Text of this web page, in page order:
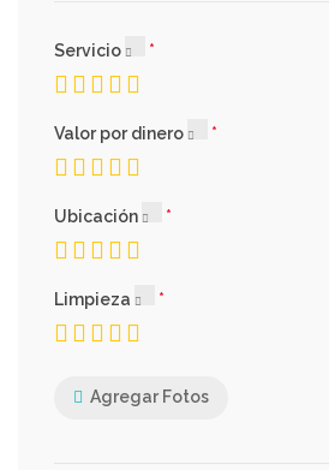
Servicio
Valor por dinero
Ubicación
Limpieza
Agregar Fotos